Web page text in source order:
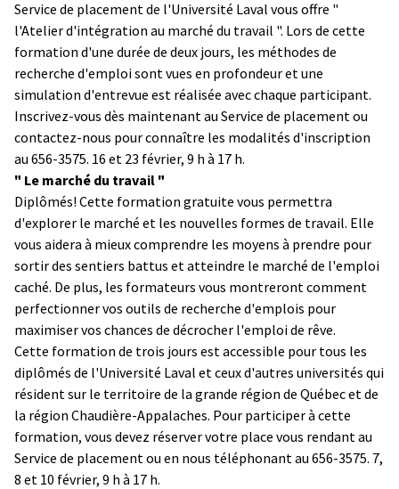
Service de placement de l'Université Laval vous offre "
l'Atelier d'intégration au marché du travail ". Lors de cette
formation d'une durée de deux jours, les méthodes de
recherche d'emploi sont vues en profondeur et une
simulation d'entrevue est réalisée avec chaque participant.
Inscrivez-vous dès maintenant au Service de placement ou
contactez-nous pour connaître les modalités d'inscription
au 656-3575. 16 et 23 février, 9 h à 17 h.
" Le marché du travail "
Diplômés! Cette formation gratuite vous permettra
d'explorer le marché et les nouvelles formes de travail. Elle
vous aidera à mieux comprendre les moyens à prendre pour
sortir des sentiers battus et atteindre le marché de l'emploi
caché. De plus, les formateurs vous montreront comment
perfectionner vos outils de recherche d'emplois pour
maximiser vos chances de décrocher l'emploi de rêve.
Cette formation de trois jours est accessible pour tous les
diplômés de l'Université Laval et ceux d'autres universités qui
résident sur le territoire de la grande région de Québec et de
la région Chaudière-Appalaches. Pour participer à cette
formation, vous devez réserver votre place vous rendant au
Service de placement ou en nous téléphonant au 656-3575. 7,
8 et 10 février, 9 h à 17 h.